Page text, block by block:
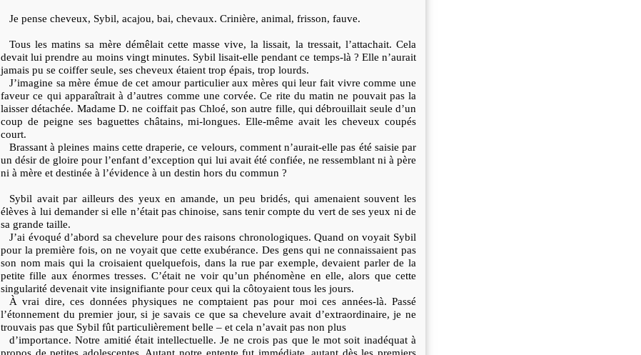
Je pense cheveux, Sybil, acajou, bai, chevaux. Crinière, animal, frisson, fauve.
Tous les matins sa mère démêlait cette masse vive, la lissait, la tressait, l’attachait. Cela
devait lui prendre au moins vingt minutes. Sybil lisait-elle pendant ce temps-là ? Elle n’aurait
jamais pu se coiffer seule, ses cheveux étaient trop épais, trop lourds.
J’imagine sa mère émue de cet amour particulier aux mères qui leur fait vivre comme une
faveur ce qui apparaîtrait à d’autres comme une corvée. Ce rite du matin ne pouvait pas la
laisser détachée. Madame D. ne coiffait pas Chloé, son autre fille, qui débrouillait seule d’un
coup de peigne ses baguettes châtains, mi-longues. Elle-même avait les cheveux coupés
court.
Brassant à pleines mains cette draperie, ce velours, comment n’aurait-elle pas été saisie par
un désir de gloire pour l’enfant d’exception qui lui avait été confiée, ne ressemblant ni à père
ni à mère et destinée à l’évidence à un destin hors du commun ?
Sybil avait par ailleurs des yeux en amande, un peu bridés, qui amenaient souvent les
élèves à lui demander si elle n’était pas chinoise, sans tenir compte du vert de ses yeux ni de
sa grande taille.
J’ai évoqué d’abord sa chevelure pour des raisons chronologiques. Quand on voyait Sybil
pour la première fois, on ne voyait que cette exubérance. Des gens qui ne connaissaient pas
son nom mais qui la croisaient quelquefois, dans la rue par exemple, devaient parler de la
petite fille aux énormes tresses. C’était ne voir qu’un phénomène en elle, alors que cette
singularité devenait vite insignifiante pour ceux qui la côtoyaient tous les jours.
À vrai dire, ces données physiques ne comptaient pas pour moi ces années-là. Passé
l’étonnement du premier jour, si je savais ce que sa chevelure avait d’extraordinaire, je ne
trouvais pas que Sybil fût particulièrement belle – et cela n’avait pas non plus
d’importance. Notre amitié était intellectuelle. Je ne crois pas que le mot soit inadéquat à